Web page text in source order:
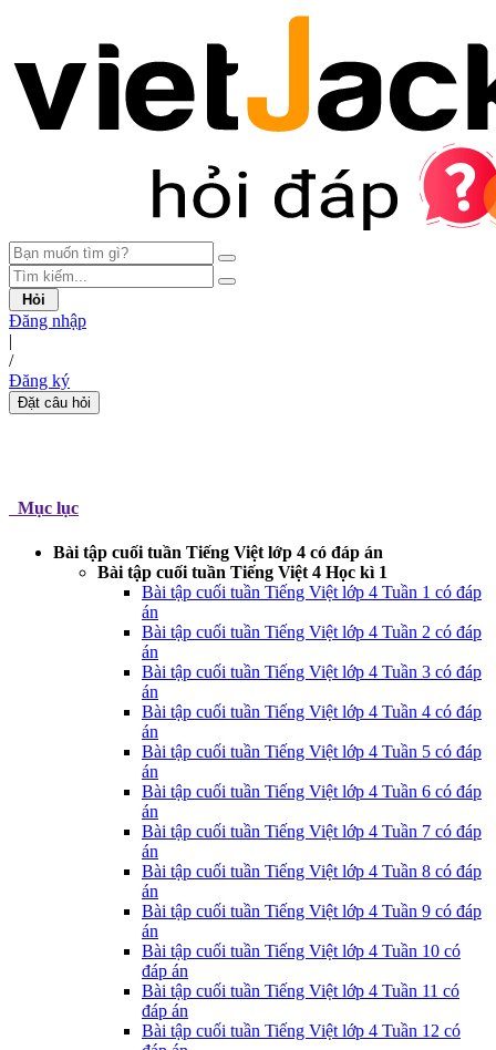
Hỏi
Đăng nhập
|
/
Đăng ký
Đặt câu hỏi
Mục lục
Bài tập cuối tuần Tiếng Việt lớp 4 có đáp án
Bài tập cuối tuần Tiếng Việt 4 Học kì 1
Bài tập cuối tuần Tiếng Việt lớp 4 Tuần 1 có đáp
án
Bài tập cuối tuần Tiếng Việt lớp 4 Tuần 2 có đáp
án
Bài tập cuối tuần Tiếng Việt lớp 4 Tuần 3 có đáp
án
Bài tập cuối tuần Tiếng Việt lớp 4 Tuần 4 có đáp
án
Bài tập cuối tuần Tiếng Việt lớp 4 Tuần 5 có đáp
án
Bài tập cuối tuần Tiếng Việt lớp 4 Tuần 6 có đáp
án
Bài tập cuối tuần Tiếng Việt lớp 4 Tuần 7 có đáp
án
Bài tập cuối tuần Tiếng Việt lớp 4 Tuần 8 có đáp
án
Bài tập cuối tuần Tiếng Việt lớp 4 Tuần 9 có đáp
án
Bài tập cuối tuần Tiếng Việt lớp 4 Tuần 10 có
đáp án
Bài tập cuối tuần Tiếng Việt lớp 4 Tuần 11 có
đáp án
Bài tập cuối tuần Tiếng Việt lớp 4 Tuần 12 có